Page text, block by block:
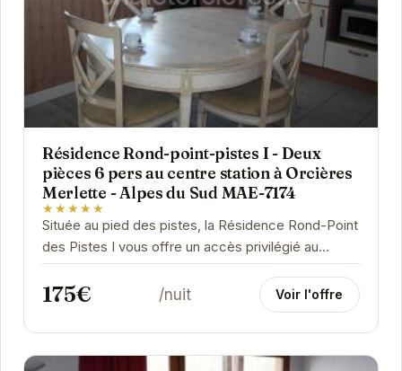
Résidence Rond-point-pistes I - Deux
pièces 6 pers au centre station à Orcières
Merlette - Alpes du Sud MAE-7174
★★★★★
Située au pied des pistes, la Résidence Rond-Point
des Pistes I vous offre un accès privilégié au
domaine skiable d'Orcières Merlette. Cet...
175€ /nuit Voir l'offre